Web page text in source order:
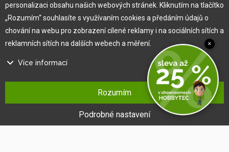
Pro zákazníka
Obchodní podmínky
Jak na reklamaci
personalizaci obsahu našich webových stránek. Kliknutím na tlačítko
„Rozumím“ souhlasíte s využívaním cookies a předáním údajů o
chování na webu pro zobrazení cílené reklamy i na sociálních sítích a
reklamních sítích na dalších webech a měření.
Více informací
Na našem webu používáme několik druhů kategorií cookies:
Ty jsou nezbytně nutné pro fungování webu a jeho funkcí, které se
rozhodnete využívat. Bez nich by náš web nefungoval, např. by nebylo
Rozumím
Podrobné nastavení
×